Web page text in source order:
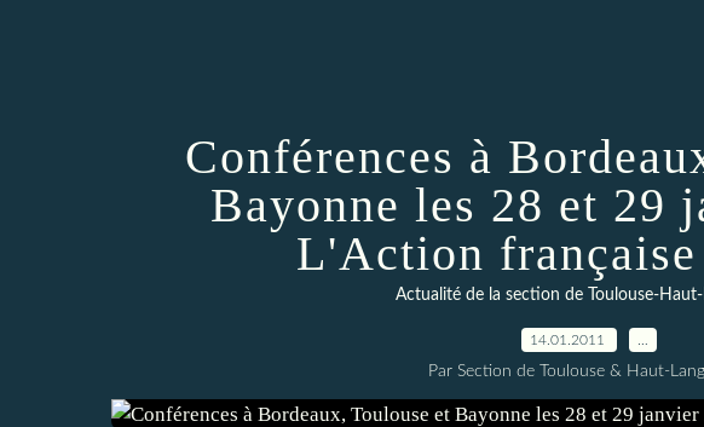
Conférences à
Bayonne les 28 et 29
L'Action française
Actualité de la section de Toulouse-
14.01.2011
Par Section de Toulouse & Haut-